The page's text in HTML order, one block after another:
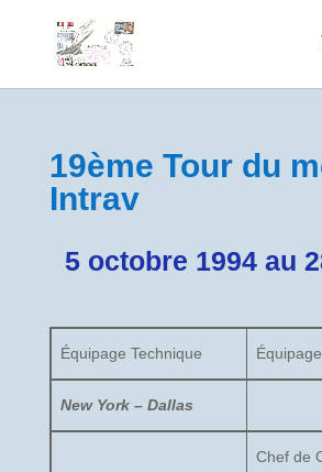
19ème Tour du
Intrav
5 octobre 1994 au
Équipage Technique
New York – Dallas
Chef de